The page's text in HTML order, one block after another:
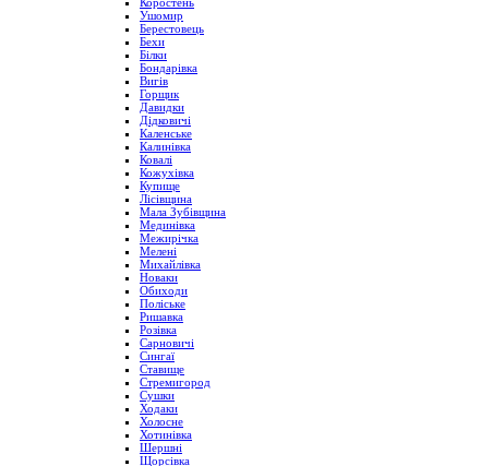
Коростень
Ушомир
Берестовець
Бехи
Білки
Бондарівка
Вигів
Горщик
Давидки
Дідковичі
Каленське
Калинівка
Ковалі
Кожухівка
Купище
Лісівщина
Мала Зубівщина
Мединівка
Межирічка
Мелені
Михайлівка
Новаки
Обиходи
Поліське
Ришавка
Розівка
Сарновичі
Сингаї
Ставище
Стремигород
Сушки
Ходаки
Холосне
Хотинівка
Шершні
Щорсівка